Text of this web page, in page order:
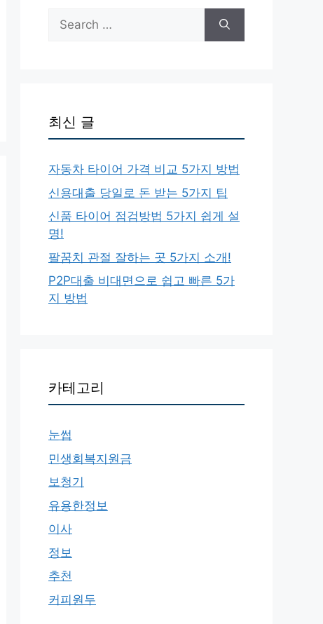
Search
for:
최신 글
자동차 타이어 가격 비교 5가지 방법
신용대출 당일로 돈 받는 5가지 팁
신품 타이어 점검방법 5가지 쉽게 설
명!
팔꿈치 관절 잘하는 곳 5가지 소개!
P2P대출 비대면으로 쉽고 빠른 5가
지 방법
카테고리
눈썹
민생회복지원금
보청기
유용한정보
이사
정보
추천
커피원두